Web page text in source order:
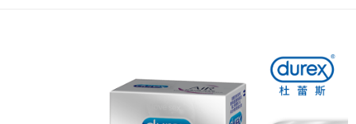
２．便利：只要手機號碼，簡訊認證，即可結帳。
３．安心：先確認商品／服務後，再付款。
【「AFTEE先享後付」結帳流程】
每筆NT$80，滿NT$999(含以上)免運費